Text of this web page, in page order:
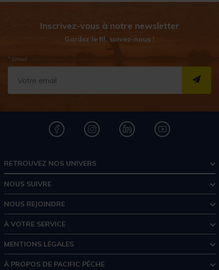
Inscrivez-vous à notre newsletter
Gardez le fil, suivez-nous !
* Email
RETROUVEZ NOS UNIVERS
NOUS SUIVRE
NOUS REJOINDRE
À VOTRE SERVICE
MENTIONS LÉGALES
À PROPOS DE PACIFIC PÊCHE